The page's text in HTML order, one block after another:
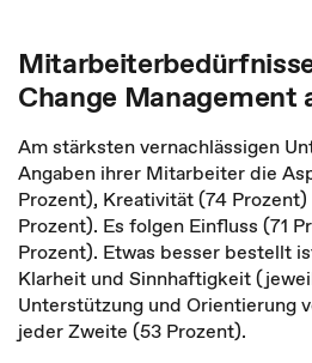
Change Management
Am stärksten vernachlässigen
Angaben ihrer Mitarbeiter die
Prozent), Kreativität (74
Prozent). Es folgen Einfluss (71
Prozent). Etwas besser bestellt
Klarheit und Sinnhaftigkeit
Unterstützung und Orientierung
jeder Zweite (53 Prozent).